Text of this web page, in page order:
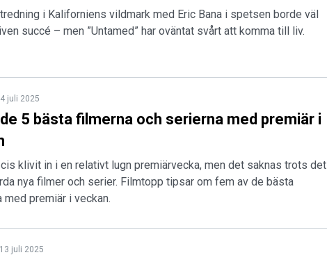
i Kaliforniens vildmark med Eric Bana i spetsen borde väl
succé – men ”Untamed” har oväntat svårt att komma till liv.
juli 2025
5 bästa filmerna och serierna med premiär i
klivit in i en relativt lugn premiärvecka, men det saknas trots det
nya filmer och serier. Filmtopp tipsar om fem av de bästa
med premiär i veckan.
13 juli 2025